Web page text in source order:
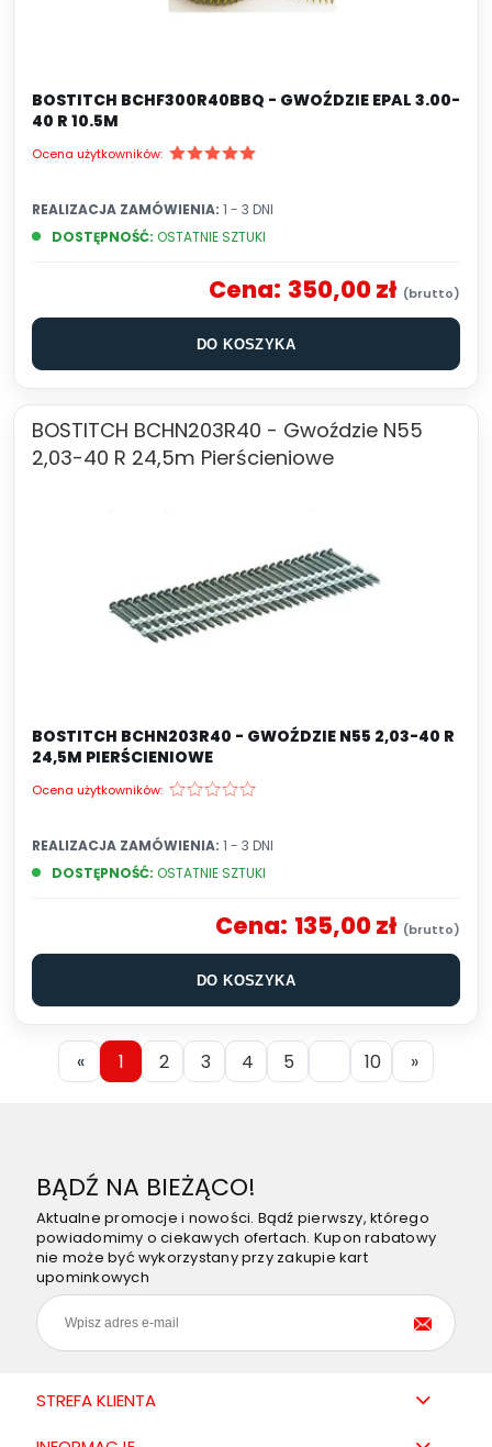
BOSTITCH BCHF300R40BBQ - GWOŹDZIE EPAL 3.00-
40 R 10.5M
Ocena użytkowników:
DOSTĘPNOŚĆ: OSTATNIE SZTUKI
REALIZACJA ZAMÓWIENIA: 1 - 3 DNI
Cena: 350,00 zł
DO KOSZYKA
BOSTITCH BCHN203R40 - Gwoździe N55
2,03-40 R 24,5m Pierścieniowe
BOSTITCH BCHN203R40 - GWOŹDZIE N55 2,03-40 R
24,5M PIERŚCIENIOWE
Ocena użytkowników:
DOSTĘPNOŚĆ: OSTATNIE SZTUKI
REALIZACJA ZAMÓWIENIA: 1 - 3 DNI
Cena: 135,00 zł
DO KOSZYKA
« 1 2 3 4 5 10 »
BĄDŹ NA BIEŻĄCO!
Aktualne promocje i nowości. Bądź pierwszy, którego
powiadomimy o ciekawych ofertach. Kupon rabatowy
nie może być wykorzystany przy zakupie kart
upominkowych
STREFA KLIENTA